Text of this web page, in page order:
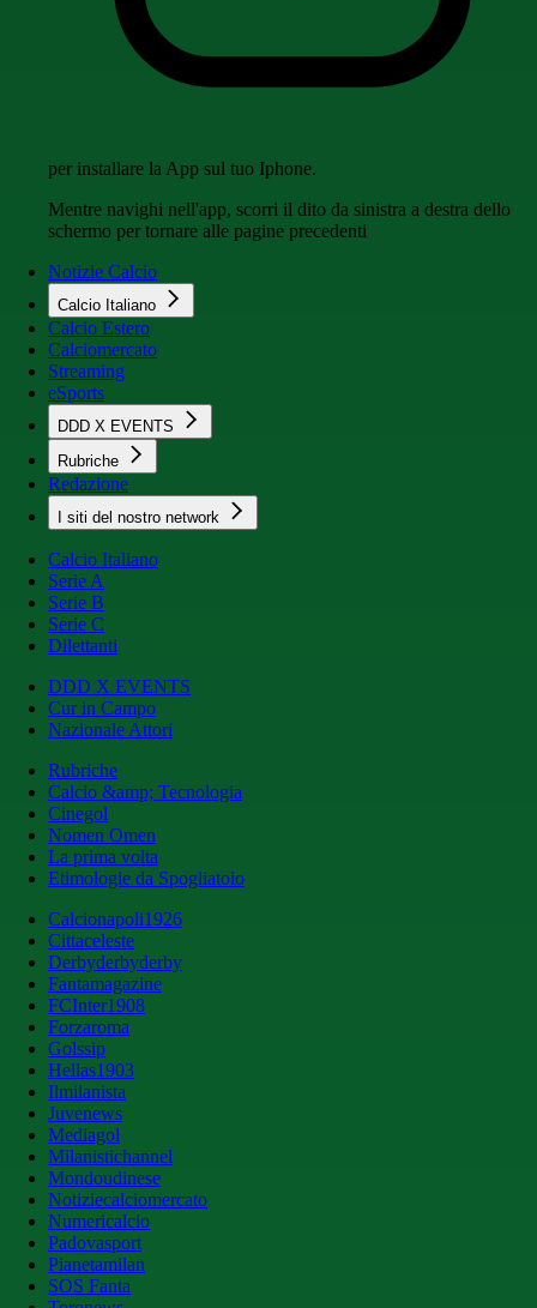
per installare la App sul tuo Iphone.
Mentre navighi nell'app, scorri il dito da sinistra a destra dello
schermo per tornare alle pagine precedenti
Notizie Calcio
Calcio Italiano
Calcio Estero
Calciomercato
Streaming
eSports
DDD X EVENTS
Rubriche
Redazione
I siti del nostro network
Calcio Italiano
Serie A
Serie B
Serie C
Dilettanti
DDD X EVENTS
Cur in Campo
Nazionale Attori
Rubriche
Calcio &amp; Tecnologia
Cinegol
Nomen Omen
La prima volta
Etimologie da Spogliatoio
Calcionapoli1926
Cittaceleste
Derbyderbyderby
Fantamagazine
FCInter1908
Forzaroma
Golssip
Hellas1903
Ilmilanista
Juvenews
Mediagol
Milanistichannel
Mondoudinese
Notiziecalciomercato
Numericalcio
Padovasport
Pianetamilan
SOS Fanta